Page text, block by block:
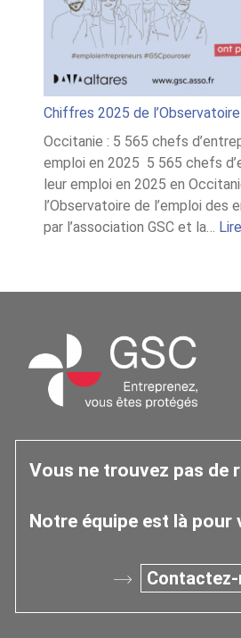
Chiffres 2025 de
Occitanie : 5 565 chefs
emploi en 2025 5 565 chefs
leur emploi en 2025 en
l’Observatoire de l’emploi des
par l’association GSC et la…
Vous ne trouvez pas de
Notre équipe est là pour